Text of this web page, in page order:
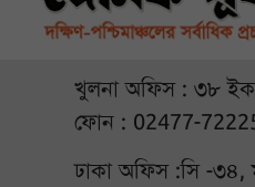
খুলনা অফিস : ৩৮
ফোন : 02477-
ঢাকা অফিস :সি -৩৪,